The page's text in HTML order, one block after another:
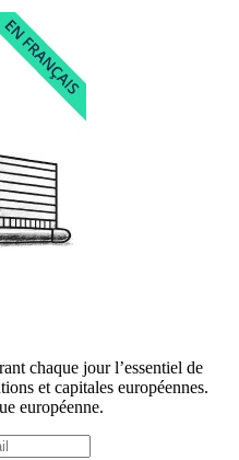
chaque jour l’essentiel de
et capitales européennes.
européenne.